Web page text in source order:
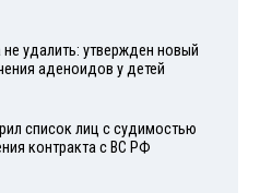
не удалить: утвержден новый
аденоидов у детей
список лиц с судимостью
контракта с ВС РФ